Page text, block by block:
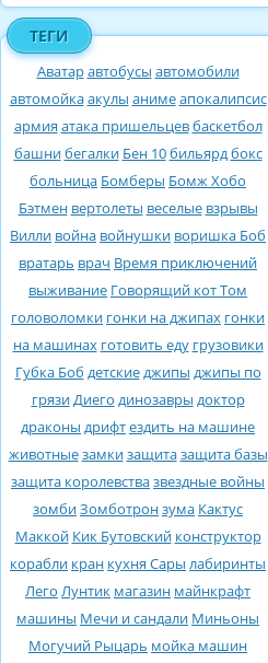
ТЕГИ
Аватаравтобусы автомобили
автомойкаакулы анимеапокалипсис
армия атака пришельцевбаскетбол
башнибегалки Бен 10бильярдбокс
больница Бомберы Бомж Хобо
Бэтмен вертолеты веселые взрывы
Вилли война войнушки воришка Боб
вратарь врач Время приключений
выживание Говорящий кот Том
головоломки гонки на джипах гонки
на машинах готовить еду грузовики
Губка Боб детскиеджипы джипы по
грязиДиего динозавры доктор
драконы дрифтездить на машине
животныезамкизащитазащита базы
защита королевствазвездные войны
зомбиЗомботронзума Кактус
Маккой Кик Бутовский конструктор
корабли кран кухня Сары лабиринты
Лего Лунтик магазин майнкрафт
машины Мечи и сандали Миньоны
Могучий Рыцарь мойка машин